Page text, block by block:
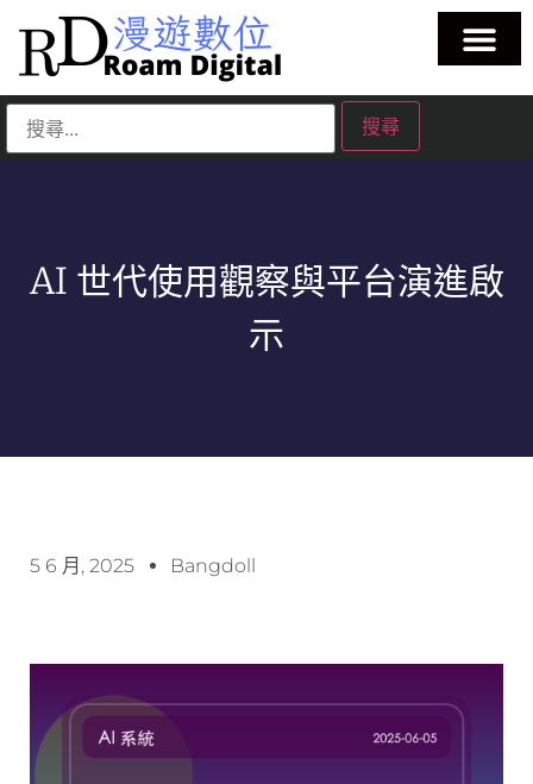
AI 世代使用觀察與平台演進啟
示
5 6 月, 2025 Bangdoll